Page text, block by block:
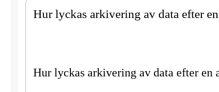
Hur lyckas arkivering av data efter
Hur lyckas arkivering av data efter en